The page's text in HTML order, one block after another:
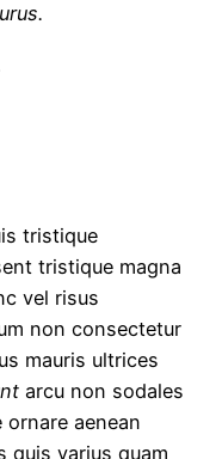
tristique
tristique magna
vel risus
non consectetur
mauris ultrices
arcu non sodales
aenean
quis varius quam